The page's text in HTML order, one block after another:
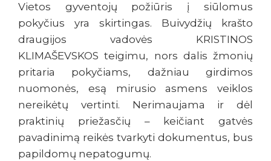
Vietos gyventojų požiūris į siūlomus
pokyčius yra skirtingas. Buivydžių krašto
draugijos vadovės KRISTINOS
KLIMAŠEVSKOS teigimu, nors dalis žmonių
pritaria pokyčiams, dažniau girdimos
nuomonės, esą mirusio asmens veiklos
nereikėtų vertinti. Nerimaujama ir dėl
praktinių priežasčių – keičiant gatvės
pavadinimą reikės tvarkyti dokumentus, bus
papildomų nepatogumų.